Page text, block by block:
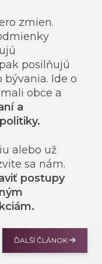
zmien.
posilňujú
Ide o
obce a
a
alebo už
sa nám.
postupy
ĎALŠÍ ČLÁNOK